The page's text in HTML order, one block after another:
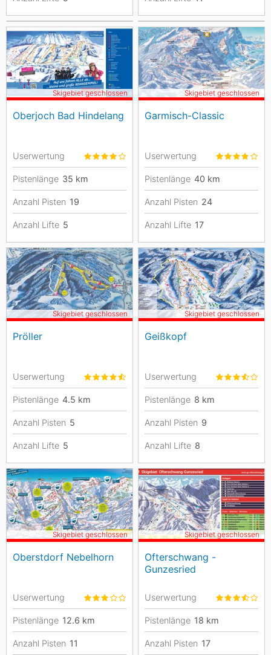
Oberjoch Bad Hindelang
Skigebiet geschlossen
Userwertung
Pistenlänge 35 km
Anzahl Pisten 19
Anzahl Lifte 5
Garmisch-Classic
Skigebiet geschlossen
Userwertung
Pistenlänge 40 km
Anzahl Pisten 24
Anzahl Lifte 17
Pröller
Skigebiet geschlossen
Userwertung
Pistenlänge 4.5 km
Anzahl Pisten 5
Anzahl Lifte 5
Geißkopf
Skigebiet geschlossen
Userwertung
Pistenlänge 8 km
Anzahl Pisten 9
Anzahl Lifte 8
Oberstdorf Nebelhorn
Skigebiet geschlossen
Userwertung
Pistenlänge 12.6 km
Anzahl Pisten 11
Ofterschwang -
Gunzesried
Skigebiet geschlossen
Userwertung
Pistenlänge 18 km
Anzahl Pisten 17